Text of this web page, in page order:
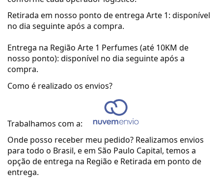
Retirada em nosso ponto de entrega Arte 1: disponível
no dia seguinte após a compra.
Entrega na Região Arte 1 Perfumes (até 10KM de
nosso ponto): disponível no dia seguinte após a
compra.
Como é realizado os envios?
Trabalhamos com a:
Onde posso receber meu pedido? Realizamos envios
para todo o Brasil, e em São Paulo Capital, temos a
opção de entrega na Região e Retirada em ponto de
entrega.